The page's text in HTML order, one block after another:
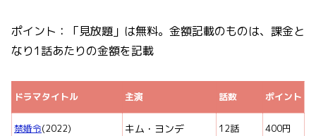
ポイント：「見放題」は無料。金額記載のものは、課金と
なり1話あたりの金額を記載
ドラマタイトル 主演 話数 ポイント
禁婚令(2022) キム・ヨンデ 12話 400円